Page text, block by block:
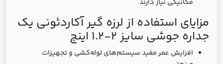
مکانیکی نیاز دارند
مزایای استفاده از لرزه گیر آکاردئونی یک
جداره جوشی سایز 2-1.2 اینچ
افزایش عمر مفید سیستم‌های لوله‌کشی و تجهیزات